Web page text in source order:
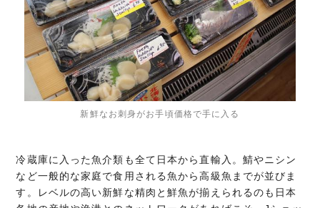
新鮮なお刺身がお手頃価格で手に入る
冷蔵庫に入った魚介類も全て日本から直輸入。鯖やニシン
など一般的な家庭で食用される魚から高級魚までが並びま
す。レベルの高い新鮮な精肉と鮮魚が揃えられるのも日本